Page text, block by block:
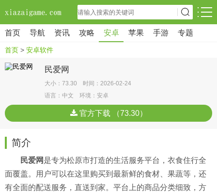
首页 导航 资讯 攻略 安卓 苹果 手游 专题
首页 > 安卓软件
民爱网
大小：73.30 时间：2026-02-24
语言：中文 环境：安卓
官方下载 （73.30）
简介
民爱网 是专为松原市打造的生活服务平台，衣食住行全
面覆盖。用户可以在这里购买到最新鲜的食材、果蔬等，还
有全面的配送服务，直送到家。平台上的商品分类细致，方